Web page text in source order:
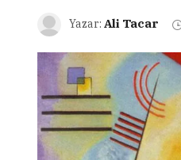
Yazar: Ali Tacar